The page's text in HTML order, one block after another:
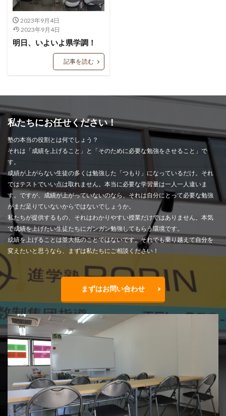
2023年9月4日
2023年9月4日
明日、いよいよ県学調！
記事を読む
私たちにお任せください！
塾の本当の役割とは何でしょう？
それは「成績を上げること」と「そのために必要な勉強をさせること」で
す。
成績が上がらない生徒の多くは勉強した「つもり」になっているだけ。それ
ではテストでいい点は取れません。本当に必要な学習量は一人一人違いま
す。ですが、成績が上がっていないのなら、それは自分にとって必要な勉強
がまだ足りていないからではないでしょうか。
私たちが提供するもの、それはわかりやすい授業だけではありません。本気
で成績を上げたい生徒たちにガンガン勉強してもらう環境です。
成績を上げることは並大抵のことではないです。それでも乗り越えて自分を
変えたいと思うなら、まずは私たちにご相談ください！
まずはお問い合わせ